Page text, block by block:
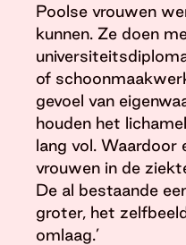
Poolse vrouwen
kunnen. Ze doen
of
gevoel van
houden het
lang vol. Waardoor
vrouwen in de
De al bestaande
groter, het
omlaag.’